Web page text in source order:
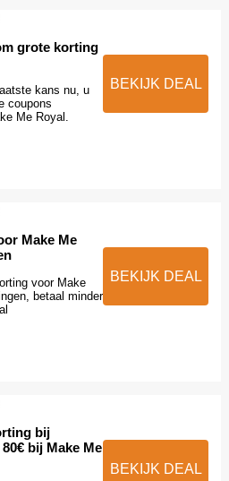
grote korting
kans nu, u
coupons
Me Royal.
BEKIJK DEAL
Make Me
voor Make
betaal minder
BEKIJK DEAL
bij
bij Make Me
BEKIJK DEAL